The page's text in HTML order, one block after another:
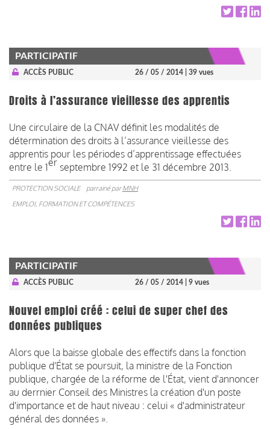
PARTICIPATIF
ACCÈS PUBLIC 26 / 05 / 2014 | 39 vues
Droits à l’assurance vieillesse des apprentis
Une circulaire de la CNAV définit les modalités de
détermination des droits à l’assurance vieillesse des
apprentis pour les périodes d’apprentissage effectuées
entre le 1er septembre 1992 et le 31 décembre 2013.
PROTECTION SOCIALE parrainé parMNH
EMPLOI, FORMATION ET COMPÉTENCES
PARTICIPATIF
ACCÈS PUBLIC 26 / 05 / 2014 | 9 vues
Nouvel emploi créé : celui de super chef des
données publiques
Alors que la baisse globale des effectifs dans la fonction
publique d'État se poursuit, la ministre de la Fonction
publique, chargée de la réforme de l'État, vient d'annoncer
au derrnier Conseil des Ministres la création d'un poste
d'importance et de haut niveau : celui « d'administrateur
général des données ».